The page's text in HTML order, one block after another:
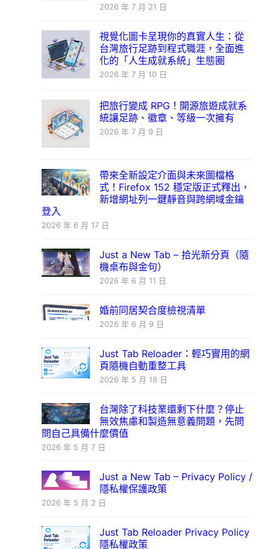
2026 年 7 月 21 日
視覺化圖卡呈現你的真實人生：從
台灣旅行足跡到程式職涯，全面進
化的「人生成就系統」生態圈
2026 年 7 月 10 日
把旅行變成 RPG！開源旅遊成就系
統讓足跡、徽章、等級一次擁有
2026 年 7 月 9 日
帶來全新設定介面與未來圖檔格
式！Firefox 152 穩定版正式釋出，
新增網址列一鍵靜音與跨網域金鑰
登入
2026 年 6 月 17 日
Just a New Tab – 拾光新分頁（隨
機桌布與金句）
2026 年 6 月 11 日
婚前同居契合度檢視清單
2026 年 6 月 9 日
Just Tab Reloader：輕巧實用的網
頁隨機自動重整工具
2026 年 5 月 18 日
台灣除了科技業還剩下什麼？停止
無效焦慮和製造無意義問題，先問
問自己具備什麼價值
2026 年 5 月 7 日
Just a New Tab – Privacy Policy /
隱私權保護政策
2026 年 5 月 2 日
Just Tab Reloader Privacy Policy
隱私權政策